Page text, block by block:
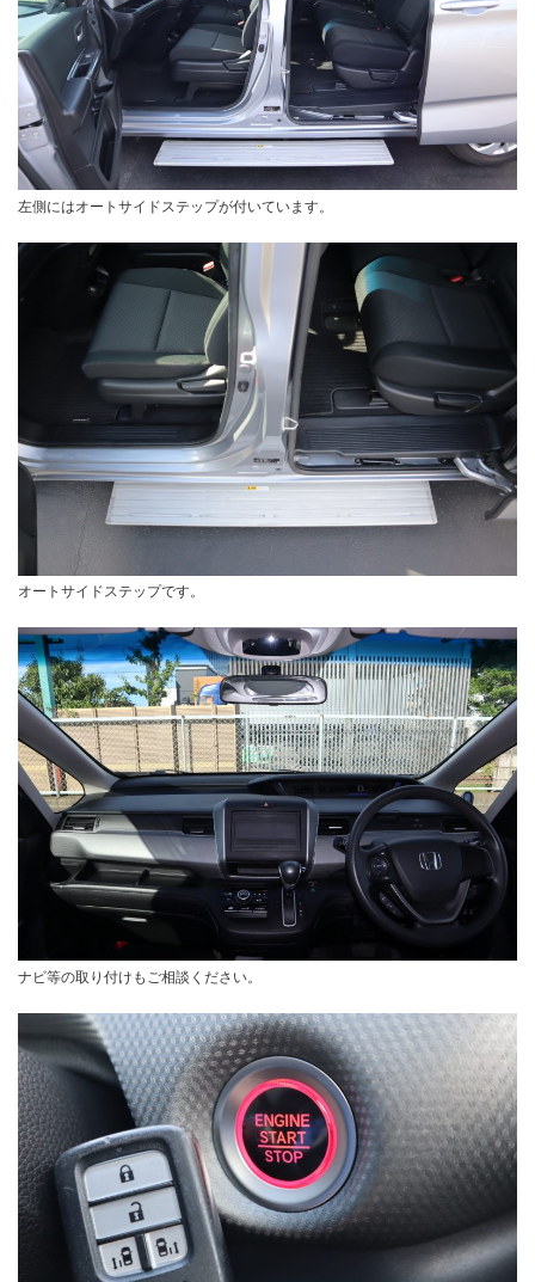
左側にはオートサイドステップが付いています。
オートサイドステップです。
ナビ等の取り付けもご相談ください。